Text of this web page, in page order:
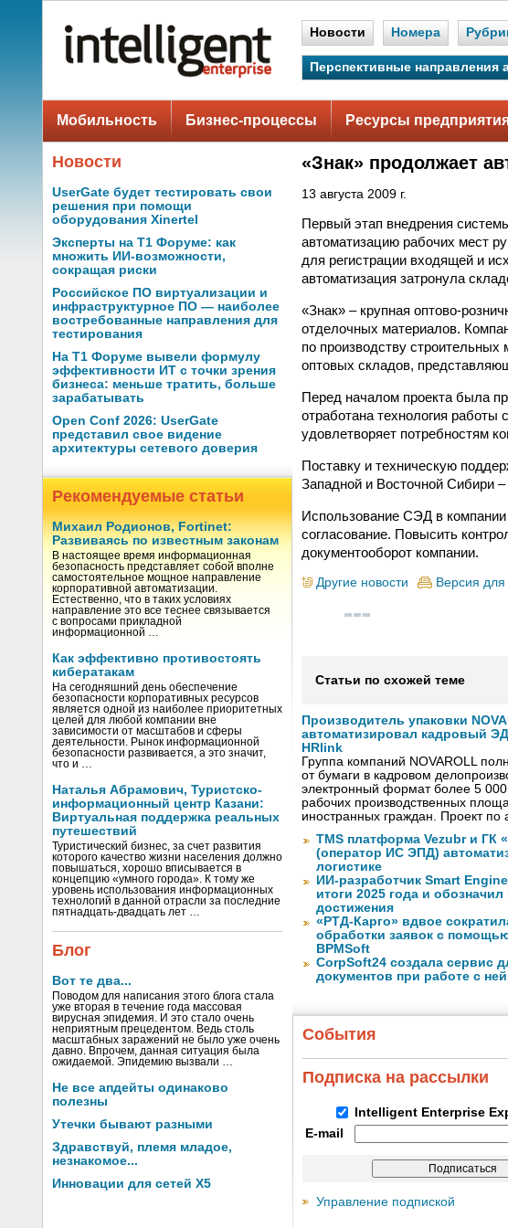
Новости Номера
Перспективные направления
Мобильность Бизнес-процессы Ресурсы
Новости
UserGate будет тестировать свои
решения при помощи
оборудования Xinertel
Эксперты на Т1 Форуме: как
множить ИИ-возможности,
сокращая риски
Российское ПО виртуализации и
инфраструктурное ПО — наиболее
востребованные направления для
тестирования
На Т1 Форуме вывели формулу
эффективности ИТ с точки зрения
бизнеса: меньше тратить, больше
зарабатывать
Open Conf 2026: UserGate
представил свое видение
архитектуры сетевого доверия
Рекомендуемые статьи
Михаил Родионов, Fortinet:
Развиваясь по известным законам
В настоящее время информационная
безопасность представляет собой вполне
самостоятельное мощное направление
корпоративной автоматизации.
Естественно, что в таких условиях
направление это все теснее связывается
с вопросами прикладной
информационной …
Как эффективно противостоять
кибератакам
На сегодняшний день обеспечение
безопасности корпоративных ресурсов
является одной из наиболее приоритетных
целей для любой компании вне
зависимости от масштабов и сферы
деятельности. Рынок информационной
безопасности развивается, а это значит,
что и …
Наталья Абрамович, Туристско-
информационный центр Казани:
Виртуальная поддержка реальных
путешествий
Туристический бизнес, за счет развития
которого качество жизни населения должно
повышаться, хорошо вписывается в
концепцию «умного города». К тому же
уровень использования информационных
технологий в данной отрасли за последние
пятнадцать-двадцать лет …
Блог
Вот те два...
Поводом для написания этого блога стала
уже вторая в течение года массовая
вирусная эпидемия. И это стало очень
неприятным прецедентом. Ведь столь
масштабных заражений не было уже очень
давно. Впрочем, данная ситуация была
ожидаемой. Эпидемию вызвали …
Не все апдейты одинаково
полезны
Утечки бывают разными
Здравствуй, племя младое,
незнакомое...
Инновации для сетей X5
«Знак» продолжает
13 августа 2009 г.
Первый этап внедрения
автоматизацию рабочих мест
для регистрации входящей и
автоматизация затронула
«Знак» – крупная оптово-
отделочных материалов.
по производству строительных
оптовых складов,
Перед началом проекта была
отработана технология
удовлетворяет потребностям
Поставку и техническую
Западной и Восточной Сибири
Использование СЭД в компании
согласование. Повысить
документооборот компании.
Другие новости Версия для
Статьи по схожей теме
Производитель упаковки
автоматизировал кадровый
HRlink
Группа компаний NOVAROLL
от бумаги в кадровом
электронный формат более 5
рабочих производственных
иностранных граждан. Проект по
TMS платформа Vezubr и ГК
(оператор ИС ЭПД)
логистике
ИИ-разработчик Smart
итоги 2025 года и
достижения
«РТД-Карго» вдвое
обработки заявок с
BPMSoft
CorpSoft24 создала сервис
документов при работе с
События
Подписка на рассылки
Intelligent Enterprise
E-mail
Управление подпиской